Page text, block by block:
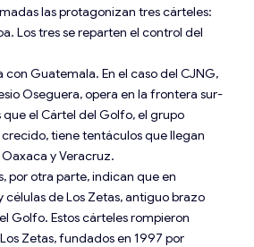
las protagonizan tres cárteles:
Los tres se reparten el control del
Guatemala. En el caso del CJNG,
Oseguera, opera en la frontera sur-
el Cártel del Golfo, el grupo
tiene tentáculos que llegan
y Veracruz.
por otra parte, indican que en
células de Los Zetas, antiguo brazo
Golfo. Estos cárteles rompieron
Zetas, fundados en 1997 por